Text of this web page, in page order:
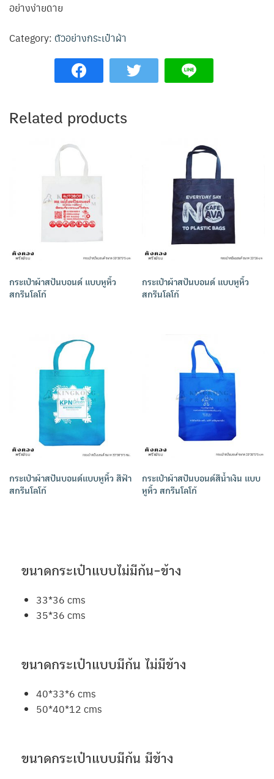
อย่างง่ายดาย
Category: ตัวอย่างกระเป๋าผ้า
Related products
กระเป๋าผ้าสปันบอนด์ แบบหูหิ้ว
สกรีนโลโก้
กระเป๋าผ้าสปันบอนด์ แบบหูหิ้ว
สกรีนโลโก้
กระเป๋าผ้าสปันบอนด์แบบหูหิ้ว สีฟ้า
สกรีนโลโก้
กระเป๋าผ้าสปันบอนด์สีน้ำเงิน แบบ
หูหิ้ว สกรีนโลโก้
ขนาดกระเป๋าแบบไม่มีก้น-ข้าง
33*36 cms
35*36 cms
ขนาดกระเป๋าแบบมีก้น ไม่มีข้าง
40*33*6 cms
50*40*12 cms
ขนาดกระเป๋าแบบมีก้น มีข้าง